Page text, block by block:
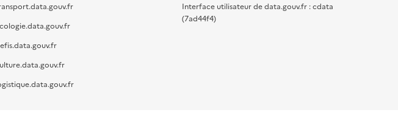
Interface utilisateur de data.gouv.fr : cdata
(7ad44f4)